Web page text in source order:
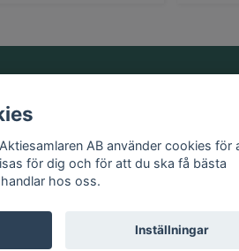
AB använder cookies för
för dig och för att du ska få bästa
hos oss.
Inställningar